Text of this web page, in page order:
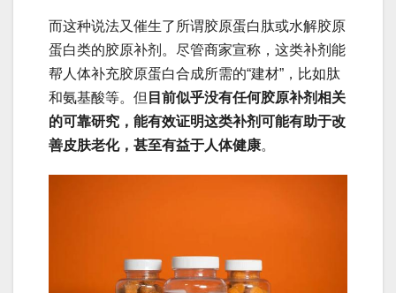
而这种说法又催生了所谓胶原蛋白肽或水解胶原
蛋白类的胶原补剂。尽管商家宣称，这类补剂能
帮人体补充胶原蛋白合成所需的“建材”，比如肽
和氨基酸等。但 目前似乎没有任何胶原补剂相关
的可靠研究，能有效证明这类补剂可能有助于改
善皮肤老化，甚至有益于人体健康。